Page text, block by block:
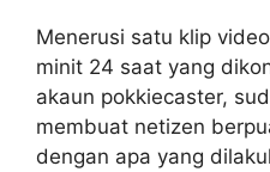
Menerusi satu klip
minit 24 saat yang
akaun pokkiecaster,
membuat netizen
dengan apa yang